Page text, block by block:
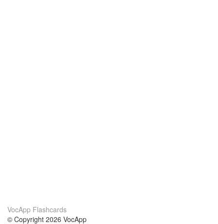
VocApp Flashcards
© Copyright 2026 VocApp